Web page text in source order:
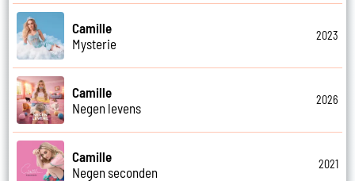
Camille
Mysterie
2023
Camille
Negen levens
2026
Camille
Negen seconden
2021